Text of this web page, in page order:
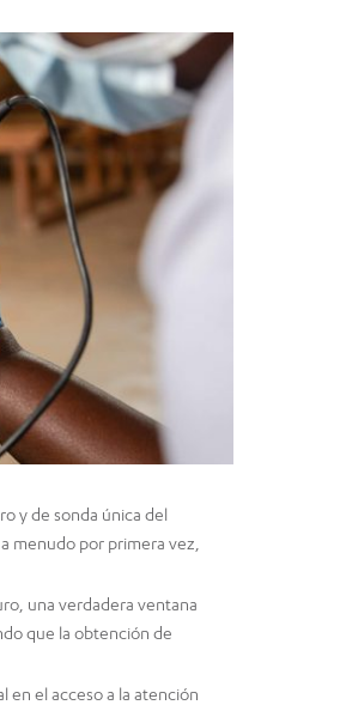
y de sonda única del
menudo por primera vez,
una verdadera ventana
que la obtención de
en el acceso a la atención